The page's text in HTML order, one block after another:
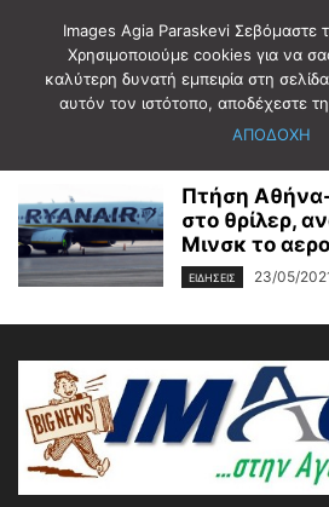
Αρχική Ετικέτες ΛΕΥΚΟΡΩΣΙΑ
Πτήση Αθήνα-
στο θρίλερ,
Μινσκ το
ΕΙΔΗΣΕΙΣ 23/05/
Images Agia Paraskevi Σεβόμαστε
Χρησιμοποιούμε cookies για να
καλύτερη δυνατή εμπειρία στη
αυτόν τον ιστότοπο, αποδέχεστε
ΑΠΟΔΟΧΗ